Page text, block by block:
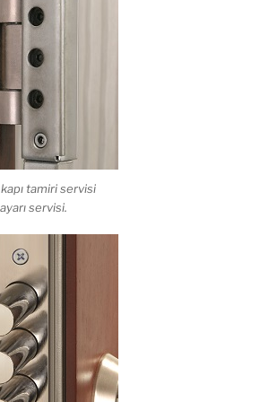
tamiri servisi
servisi.